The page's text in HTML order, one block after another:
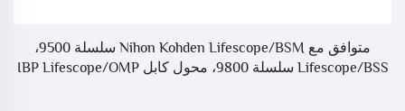
متوافق مع Nihon Kohden Lifescope/BSM سلسلة 9500،
Lifescope/BSS سلسلة 9800، محول كابل IBP Lifescope/OMP